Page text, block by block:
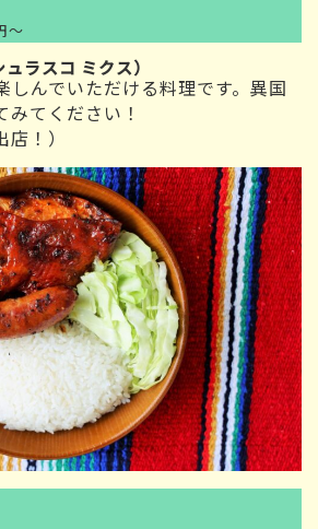
～
ラスコ ミクス）
しんでいただける料理です。異国
てください！
！）